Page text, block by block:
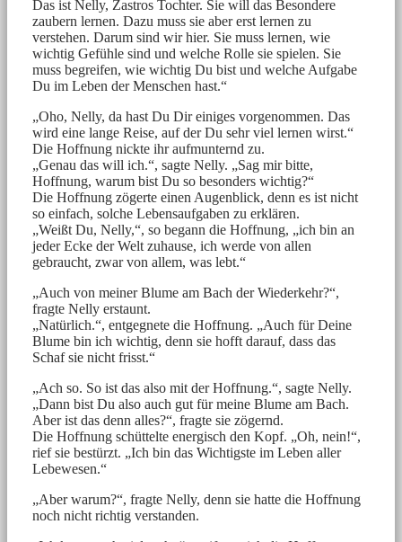
Das ist Nelly, Zastros Tochter. Sie will das Besondere
zaubern lernen. Dazu muss sie aber erst lernen zu
verstehen. Darum sind wir hier. Sie muss lernen, wie
wichtig Gefühle sind und welche Rolle sie spielen. Sie
muss begreifen, wie wichtig Du bist und welche Aufgabe
Du im Leben der Menschen hast.“
„Oho, Nelly, da hast Du Dir einiges vorgenommen. Das
wird eine lange Reise, auf der Du sehr viel lernen wirst.“
Die Hoffnung nickte ihr aufmunternd zu.
„Genau das will ich.“, sagte Nelly. „Sag mir bitte,
Hoffnung, warum bist Du so besonders wichtig?“
Die Hoffnung zögerte einen Augenblick, denn es ist nicht
so einfach, solche Lebensaufgaben zu erklären.
„Weißt Du, Nelly,“, so begann die Hoffnung, „ich bin an
jeder Ecke der Welt zuhause, ich werde von allen
gebraucht, zwar von allem, was lebt.“
„Auch von meiner Blume am Bach der Wiederkehr?“,
fragte Nelly erstaunt.
„Natürlich.“, entgegnete die Hoffnung. „Auch für Deine
Blume bin ich wichtig, denn sie hofft darauf, dass das
Schaf sie nicht frisst.“
„Ach so. So ist das also mit der Hoffnung.“, sagte Nelly.
„Dann bist Du also auch gut für meine Blume am Bach.
Aber ist das denn alles?“, fragte sie zögernd.
Die Hoffnung schüttelte energisch den Kopf. „Oh, nein!“,
rief sie bestürzt. „Ich bin das Wichtigste im Leben aller
Lebewesen.“
„Aber warum?“, fragte Nelly, denn sie hatte die Hoffnung
noch nicht richtig verstanden.